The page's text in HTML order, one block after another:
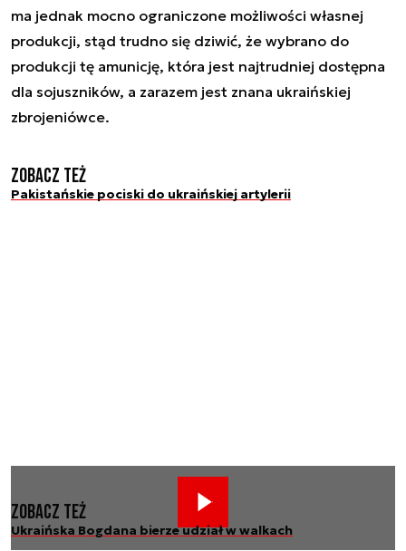
ma jednak mocno ograniczone możliwości własnej
produkcji, stąd trudno się dziwić, że wybrano do
produkcji tę amunicję, która jest najtrudniej dostępna
dla sojuszników, a zarazem jest znana ukraińskiej
zbrojeniówce.
Zobacz też
Pakistańskie pociski do ukraińskiej artylerii
Zobacz też
Ukraińska Bogdana bierze udział w walkach